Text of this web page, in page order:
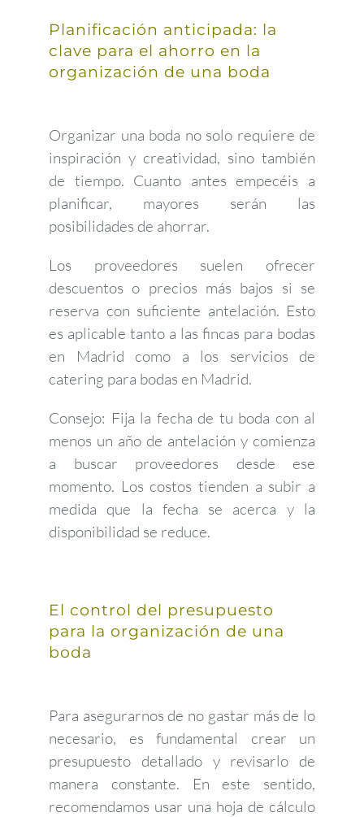
Planificación anticipada: la
clave para el ahorro en la
organización de una boda
Organizar una boda no solo requiere de
inspiración y creatividad, sino también
de tiempo. Cuanto antes empecéis a
planificar, mayores serán las
posibilidades de ahorrar.
Los proveedores suelen ofrecer
descuentos o precios más bajos si se
reserva con suficiente antelación. Esto
es aplicable tanto a las fincas para bodas
en Madrid como a los servicios de
catering para bodas en Madrid.
Consejo: Fija la fecha de tu boda con al
menos un año de antelación y comienza
a buscar proveedores desde ese
momento. Los costos tienden a subir a
medida que la fecha se acerca y la
disponibilidad se reduce.
El control del presupuesto
para la organización de una
boda
Para asegurarnos de no gastar más de lo
necesario, es fundamental crear un
presupuesto detallado y revisarlo de
manera constante. En este sentido,
recomendamos usar una hoja de cálculo